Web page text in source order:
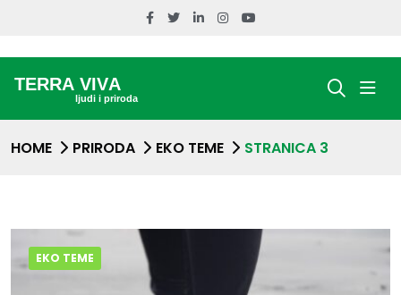
HOME PRIRODA EKO TEME STRANICA 3
EKO TEME